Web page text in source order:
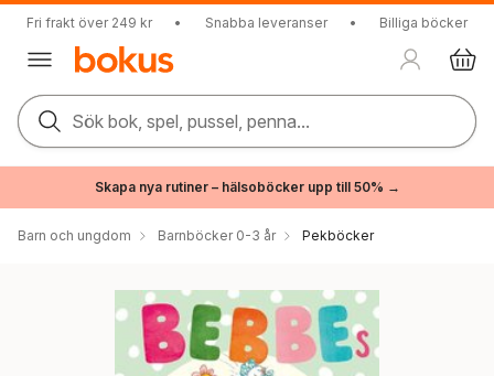
Fri frakt över 249 kr • Snabba leveranser • Billiga böcker
Sök bok, spel, pussel, penna...
Skapa nya rutiner – hälsoböcker upp till 50% →
Barn och ungdom Barnböcker 0-3 år Pekböcker